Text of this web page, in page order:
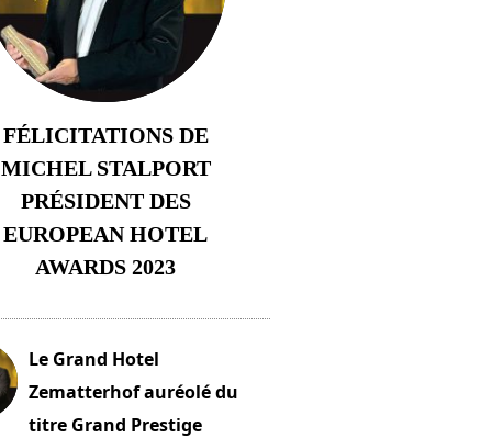
FÉLICITATIONS DE
MICHEL STALPORT
PRÉSIDENT DES
EUROPEAN HOTEL
AWARDS 2023
Le Grand Hotel
Zematterhof auréolé du
titre Grand Prestige